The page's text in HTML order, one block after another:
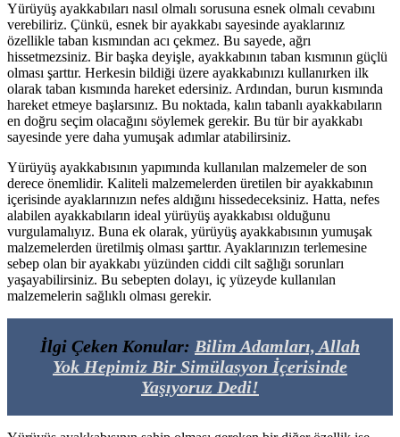
Yürüyüş ayakkabıları nasıl olmalı sorusuna esnek olmalı cevabını
verebiliriz. Çünkü, esnek bir ayakkabı sayesinde ayaklarınız
özellikle taban kısmından acı çekmez. Bu sayede, ağrı
hissetmezsiniz. Bir başka deyişle, ayakkabının taban kısmının güçlü
olması şarttır. Herkesin bildiği üzere ayakkabınızı kullanırken ilk
olarak taban kısmında hareket edersiniz. Ardından, burun kısmında
hareket etmeye başlarsınız. Bu noktada, kalın tabanlı ayakkabıların
en doğru seçim olacağını söylemek gerekir. Bu tür bir ayakkabı
sayesinde yere daha yumuşak adımlar atabilirsiniz.
Yürüyüş ayakkabısının yapımında kullanılan malzemeler de son
derece önemlidir. Kaliteli malzemelerden üretilen bir ayakkabının
içerisinde ayaklarınızın nefes aldığını hissedeceksiniz. Hatta, nefes
alabilen ayakkabıların ideal yürüyüş ayakkabısı olduğunu
vurgulamalıyız. Buna ek olarak, yürüyüş ayakkabısının yumuşak
malzemelerden üretilmiş olması şarttır. Ayaklarınızın terlemesine
sebep olan bir ayakkabı yüzünden ciddi cilt sağlığı sorunları
yaşayabilirsiniz. Bu sebepten dolayı, iç yüzeyde kullanılan
malzemelerin sağlıklı olması gerekir.
İlgi Çeken Konular: Bilim Adamları, Allah
Yok Hepimiz Bir Simülasyon İçerisinde
Yaşıyoruz Dedi!